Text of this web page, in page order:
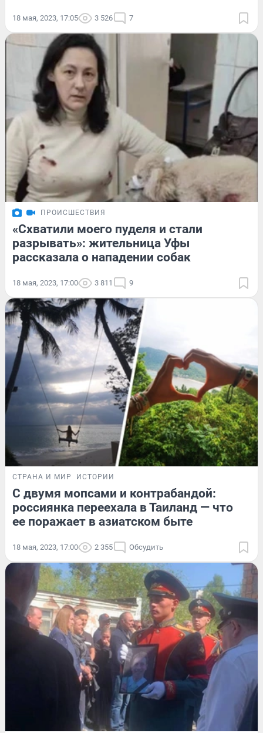
18 мая, 2023, 17:05 3 526 7
ПРОИСШЕСТВИЯ
«Схватили моего пуделя и стали
разрывать»: жительница Уфы
рассказала о нападении собак
18 мая, 2023, 17:00 3 811 9
СТРАНА И МИР ИСТОРИИ
С двумя мопсами и контрабандой:
россиянка переехала в Таиланд — что
ее поражает в азиатском быте
18 мая, 2023, 17:00 2 355 Обсудить